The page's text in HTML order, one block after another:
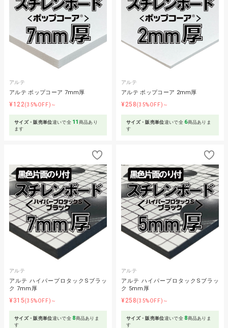
アルテ
アルテ ポップコーア 7mm厚
¥122(35%OFF)～
サイズ・販売単位違いで全 11 商品あり
ます
アルテ
アルテ ポップコーア 2mm厚
¥258(35%OFF)～
サイズ・販売単位違いで全 6商品ありま
す
アルテ
アルテ ハイパープロタックSブラッ
ク 7mm厚
¥315(35%OFF)～
サイズ・販売単位違いで全 8商品ありま
す
アルテ
アルテ ハイパープロタックSブラッ
ク 5mm厚
¥258(35%OFF)～
サイズ・販売単位違いで全 8商品ありま
す